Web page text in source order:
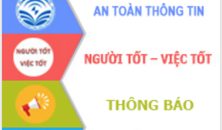
Diễn đàn Kinh tế tư nhân Việt Nam đột
phá cơ chế - Hợp tác công tư
Đề án 06 tạo bước ngoặt đột phá trong
cải cách hành chính tỉnh Đắk Lắk
Kết nối tour, đẩy mạnh chuyển đổi số
để phát triển du lịch Đắk Lắk
Khởi động Dự án Đầu tư xây dựng hạ
tầng kỹ thuật Cụm công nghiệp Tân
Tiến
Gặp mặt các cơ quan báo chí nhân Kỷ
niệm 101 năm Ngày Báo chí Cách
mạng Việt Nam